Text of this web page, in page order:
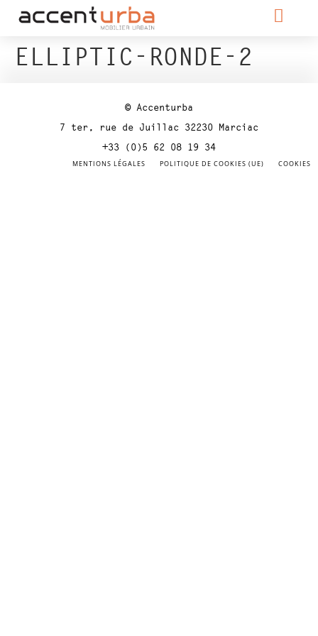
ELLIPTIC-RONDE-2
© Accenturba
7 ter, rue de Juillac 32230 Marciac
+33 (0)5 62 08 19 34
MENTIONS LÉGALES POLITIQUE DE COOKIES (UE) COOKIES